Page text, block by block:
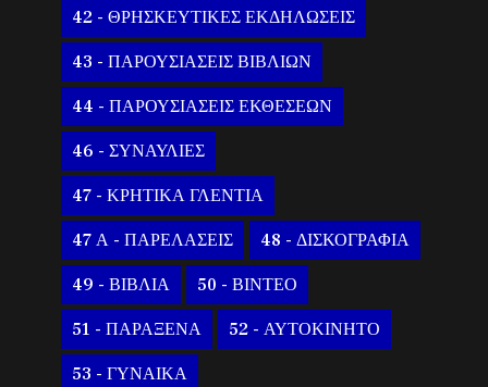
42 - ΘΡΗΣΚΕΥΤΙΚΕΣ ΕΚΔΗΛΩΣΕΙΣ
43 - ΠΑΡΟΥΣΙΑΣΕΙΣ ΒΙΒΛΙΩΝ
44 - ΠΑΡΟΥΣΙΑΣΕΙΣ ΕΚΘΕΣΕΩΝ
46 - ΣΥΝΑΥΛΙΕΣ
47 - ΚΡΗΤΙΚΑ ΓΛΕΝΤΙΑ
47 Α - ΠΑΡΕΛΑΣΕΙΣ 48 - ΔΙΣΚΟΓΡΑΦΙΑ
49 - ΒΙΒΛΙΑ 50 - ΒΙΝΤΕΟ
51 - ΠΑΡΑΞΕΝΑ 52 - ΑΥΤΟΚΙΝΗΤΟ
53 - ΓΥΝΑΙΚΑ